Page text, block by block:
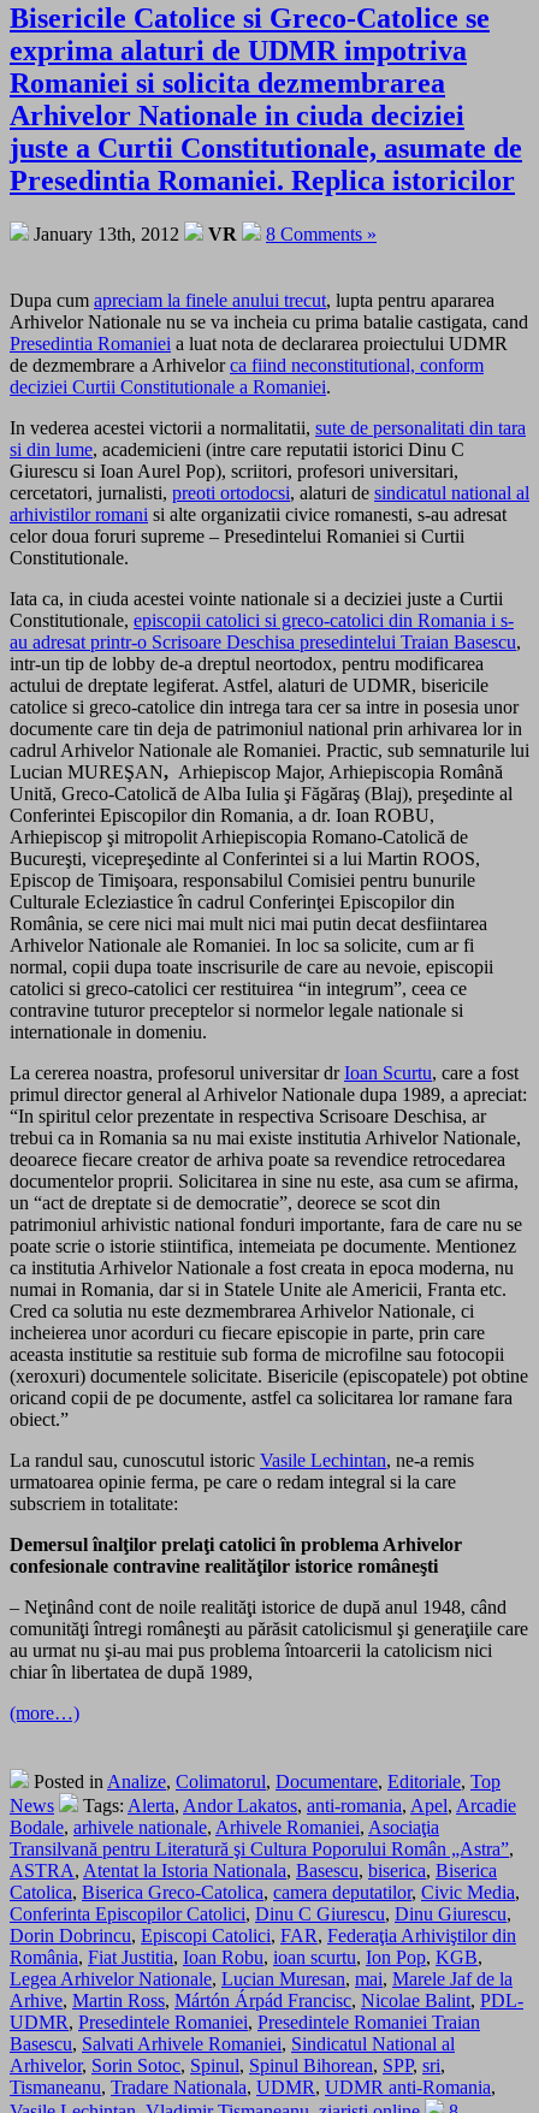
Bisericile Catolice si Greco-Catolice se
exprima alaturi de UDMR impotriva
Romaniei si solicita dezmembrarea
Arhivelor Nationale in ciuda deciziei
juste a Curtii Constitutionale, asumate de
Presedintia Romaniei. Replica istoricilor
January 13th, 2012 VR 8 Comments »
Dupa cum apreciam la finele anului trecut, lupta pentru apararea
Arhivelor Nationale nu se va incheia cu prima batalie castigata, cand
Presedintia Romaniei a luat nota de declararea proiectului UDMR
de dezmembrare a Arhivelorca fiind neconstitutional, conform
deciziei Curtii Constitutionale a Romaniei.
In vederea acestei victorii a normalitatii, sute de personalitati din tara
si din lume, academicieni (intre care reputatii istorici Dinu C
Giurescu si Ioan Aurel Pop), scriitori, profesori universitari,
cercetatori, jurnalisti, preoti ortodocsi, alaturi de sindicatul national al
arhivistilor romani si alte organizatii civice romanesti, s-au adresat
celor doua foruri supreme – Presedintelui Romaniei si Curtii
Constitutionale.
Iata ca, in ciuda acestei vointe nationale si a deciziei juste a Curtii
Constitutionale, episcopii catolici si greco-catolici din Romania i s-
au adresat printr-o Scrisoare Deschisa presedintelui Traian Basescu,
intr-un tip de lobby de-a dreptul neortodox, pentru modificarea
actului de dreptate legiferat. Astfel, alaturi de UDMR, bisericile
catolice si greco-catolice din intrega tara cer sa intre in posesia unor
documente care tin deja de patrimoniul national prin arhivarea lor in
cadrul Arhivelor Nationale ale Romaniei. Practic, sub semnaturile lui
Lucian MUREŞAN, Arhiepiscop Major, Arhiepiscopia Română
Unită, Greco-Catolică de Alba Iulia şi Făgăraş (Blaj), preşedinte al
Conferintei Episcopilor din Romania, a dr. Ioan ROBU,
Arhiepiscop şi mitropolit Arhiepiscopia Romano-Catolică de
Bucureşti, vicepreşedinte al Conferintei si a lui Martin ROOS,
Episcop de Timişoara, responsabilul Comisiei pentru bunurile
Culturale Ecleziastice în cadrul Conferinţei Episcopilor din
România, se cere nici mai mult nici mai putin decat desfiintarea
Arhivelor Nationale ale Romaniei. In loc sa solicite, cum ar fi
normal, copii dupa toate inscrisurile de care au nevoie, episcopii
catolici si greco-catolici cer restituirea “in integrum”, ceea ce
contravine tuturor preceptelor si normelor legale nationale si
internationale in domeniu.
La cererea noastra, profesorul universitar drIoan Scurtu, care a fost
primul director general al Arhivelor Nationale dupa 1989, a apreciat:
“In spiritul celor prezentate in respectiva Scrisoare Deschisa, ar
trebui ca in Romania sa nu mai existe institutia Arhivelor Nationale,
deoarece fiecare creator de arhiva poate sa revendice retrocedarea
documentelor proprii. Solicitarea in sine nu este, asa cum se afirma,
un “act de dreptate si de democratie”, deorece se scot din
patrimoniul arhivistic national fonduri importante, fara de care nu se
poate scrie o istorie stiintifica, intemeiata pe documente. Mentionez
ca institutia Arhivelor Nationale a fost creata in epoca moderna, nu
numai in Romania, dar si in Statele Unite ale Americii, Franta etc.
Cred ca solutia nu este dezmembrarea Arhivelor Nationale, ci
incheierea unor acorduri cu fiecare episcopie in parte, prin care
aceasta institutie sa restituie sub forma de microfilne sau fotocopii
(xeroxuri) documentele solicitate. Bisericile (episcopatele) pot obtine
oricand copii de pe documente, astfel ca solicitarea lor ramane fara
obiect.”
La randul sau, cunoscutul istoric Vasile Lechintan, ne-a remis
urmatoarea opinie ferma, pe care o redam integral si la care
subscriem in totalitate:
Demersul înalţilor prelaţi catolici în problema Arhivelor
confesionale contravine realităţilor istorice româneşti
– Neţinând cont de noile realităţi istorice de după anul 1948, când
comunităţi întregi româneşti au părăsit catolicismul şi generaţiile care
au urmat nu şi-au mai pus problema întoarcerii la catolicism nici
chiar în libertatea de după 1989,
(more…)
Posted in Analize, Colimatorul, Documentare, Editoriale, Top
News
Tags: Alerta, Andor Lakatos, anti-romania, Apel, Arcadie
Bodale, arhivele nationale, Arhivele Romaniei, Asociaţia
Transilvană pentru Literatură şi Cultura Poporului Român „Astra”,
ASTRA, Atentat la Istoria Nationala, Basescu, biserica, Biserica
Catolica, Biserica Greco-Catolica, camera deputatilor, Civic Media,
Conferinta Episcopilor Catolici, Dinu C Giurescu, Dinu Giurescu,
Dorin Dobrincu, Episcopi Catolici, FAR, Federaţia Arhiviştilor din
România, Fiat Justitia, Ioan Robu, ioan scurtu, Ion Pop, KGB,
Legea Arhivelor Nationale, Lucian Muresan, mai, Marele Jaf de la
Arhive, Martin Ross, Mártón Árpád Francisc, Nicolae Balint, PDL-
UDMR, Presedintele Romaniei, Presedintele Romaniei Traian
Basescu, Salvati Arhivele Romaniei, Sindicatul National al
Arhivelor, Sorin Sotoc, Spinul, Spinul Bihorean, SPP, sri,
Tismaneanu, Tradare Nationala, UDMR, UDMR anti-Romania,